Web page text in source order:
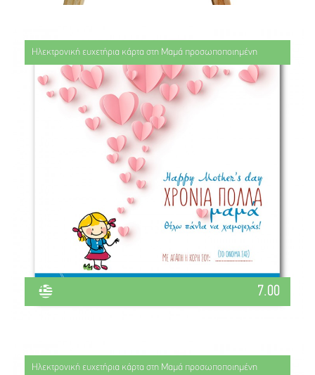
Ηλεκτρονική ευχετήρια κάρτα στη Μαμά προσωποποιημένη
7.00
Ηλεκτρονική ευχετήρια κάρτα στη Μαμά προσωποποιημένη